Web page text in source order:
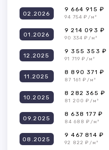
02.2026
9 664 915 ₽
94 754 ₽/м²
01.2026
9 214 093 ₽
90 334 ₽/м²
12.2025
9 355 353 ₽
91 719 ₽/м²
11.2025
8 890 371 ₽
87 161 ₽/м²
10.2025
8 282 365 ₽
81 200 ₽/м²
09.2025
8 638 177 ₽
84 688 ₽/м²
08.2025
9 467 814 ₽
92 822 ₽/м²